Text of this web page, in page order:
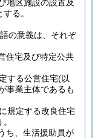
地区施設の設置及
る。
の意義は、それぞ
住宅及び特定公共
する公営住宅(以
事業主体であるも
規定する改良住宅
ち、生活援助員が